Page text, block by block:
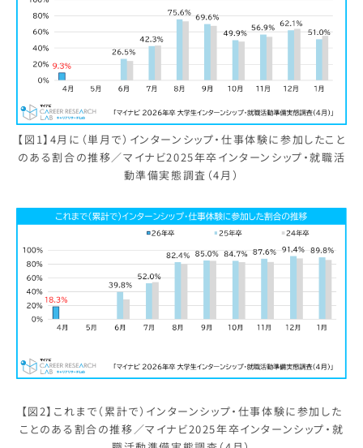
【図1】4月に（単月で）インターンシップ・仕事体験に参加したこと
のある割合の推移／マイナビ2025年卒インターンシップ・就職活
動準備実態調査（4月）
【図2】これまで（累計で）インターンシップ・仕事体験に参加した
ことのある割合の推移／マイナビ2025年卒インターンシップ・就